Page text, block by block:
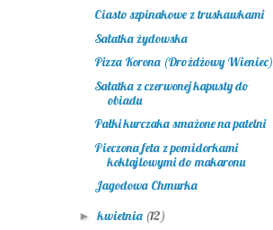
Ciasto szpinakowe z truskawkami
Sałatka żydowska
Pizza Korona (Drożdżowy Wieniec)
Sałatka z czerwonej kapusty do
obiadu
Pałki kurczaka smażone na patelni
Pieczona feta z pomidorkami
koktajlowymi do makaronu
Jagodowa Chmurka
►kwietnia (12)